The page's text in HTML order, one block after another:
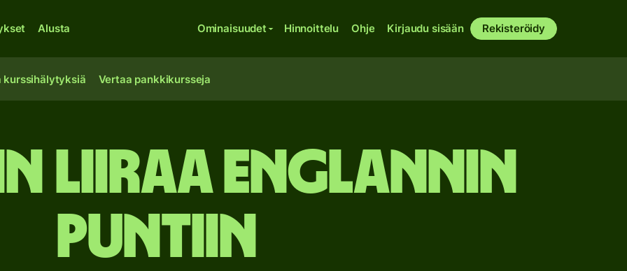
Alusta Ominaisuudet Hinnoittelu Ohje Kirjaudu sisään Rekisteröidy
kurssihälytyksiä Vertaa pankkikursseja
liiraa Englannin
puntiin